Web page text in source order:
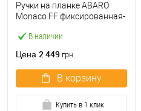
В наличии
Ручки на планке ABARO
Monaco FF фиксированная-
Цена 2 449 грн.
В корзину
Купить в 1 клик